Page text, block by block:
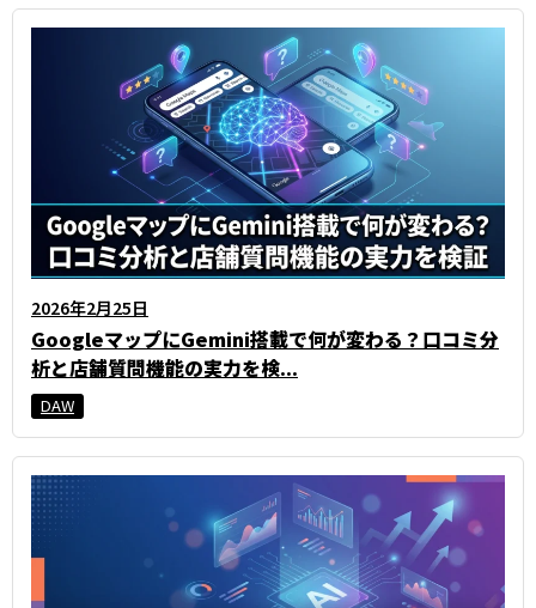
2026年2月25日
GoogleマップにGemini搭載で何が変わる？口コミ分
析と店舗質問機能の実力を検...
DAW